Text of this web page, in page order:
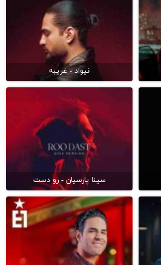
نیواد - غریبه
سینا پارسیان - رو دست